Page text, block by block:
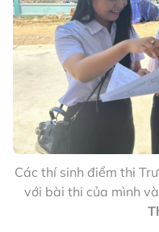
Các thí sinh điểm thi
với bài thi của mình